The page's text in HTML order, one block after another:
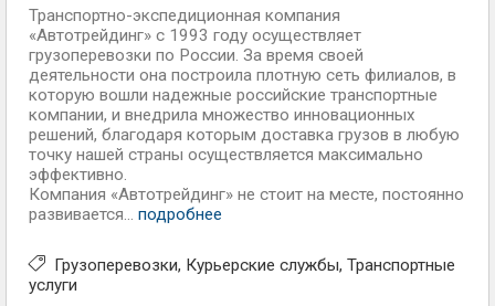
Транспортно-экспедиционная компания
«Автотрейдинг» с 1993 году осуществляет
грузоперевозки по России. За время своей
деятельности она построила плотную сеть филиалов, в
которую вошли надежные российские транспортные
компании, и внедрила множество инновационных
решений, благодаря которым доставка грузов в любую
точку нашей страны осуществляется максимально
эффективно.
Компания «Автотрейдинг» не стоит на месте, постоянно
развивается... подробнее
Грузоперевозки Курьерские службы Транспортные
услуги